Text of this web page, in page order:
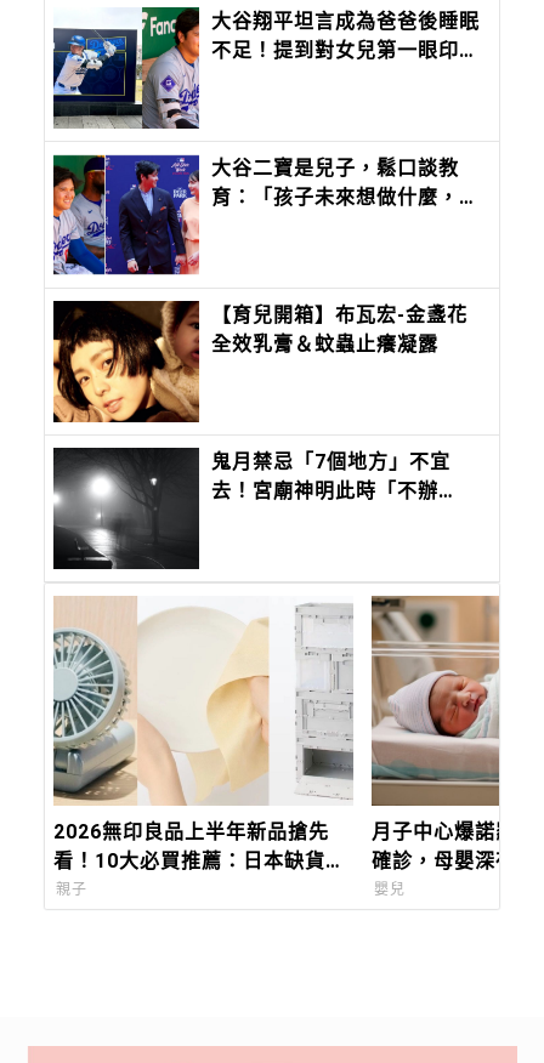
大谷翔平坦言成為爸爸後睡眠
不足！提到對女兒第一眼印
大谷二寶是兒子，鬆口談教
育：「孩子未來想做什麼，應
【育兒開箱】布瓦宏-金盞花
全效乳膏＆蚊蟲止癢凝露
鬼月禁忌「7個地方」不宜
去！宮廟神明此時「不辦
2026無印良品上半年新品搶先
看！10大必買推薦：日本缺貨好
物搶登台
親子
月子中心爆諾羅
確診，母嬰深夜急
嬰兒